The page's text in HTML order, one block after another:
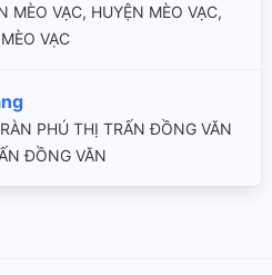
VẠC, HUYỆN MÈO VẠC,
VẠC
PHÚ THỊ TRẤN ĐỒNG VĂN
ĐỒNG VĂN